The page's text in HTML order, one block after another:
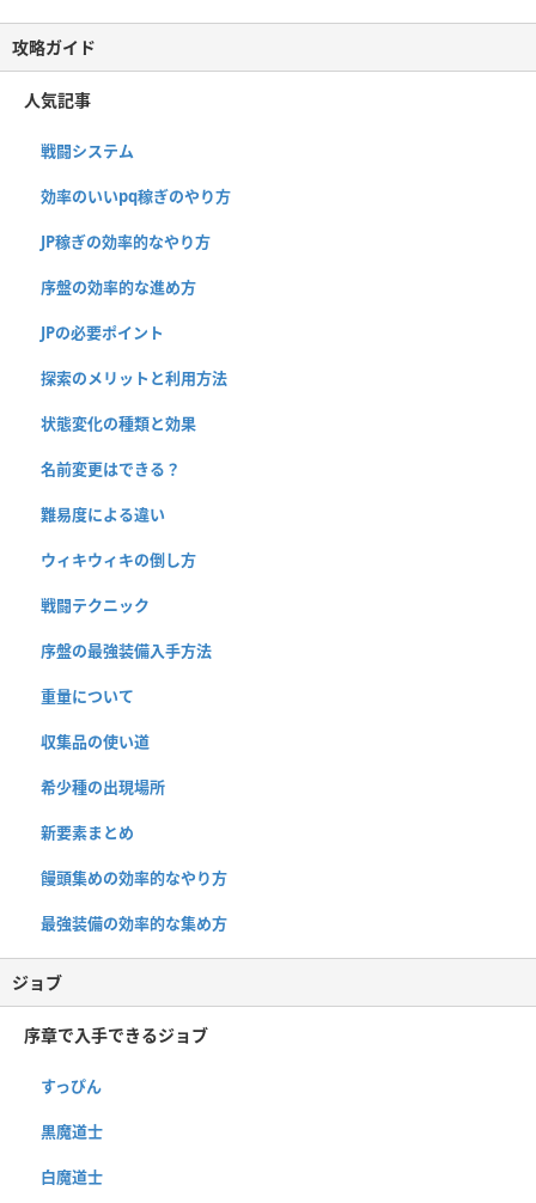
攻略ガイド
人気記事
戦闘システム
効率のいいpq稼ぎのやり方
JP稼ぎの効率的なやり方
序盤の効率的な進め方
JPの必要ポイント
探索のメリットと利用方法
状態変化の種類と効果
名前変更はできる？
難易度による違い
ウィキウィキの倒し方
戦闘テクニック
序盤の最強装備入手方法
重量について
収集品の使い道
希少種の出現場所
新要素まとめ
饅頭集めの効率的なやり方
最強装備の効率的な集め方
ジョブ
序章で入手できるジョブ
すっぴん
黒魔道士
白魔道士